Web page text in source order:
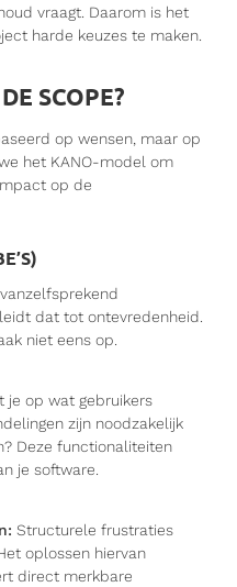
vraagt. Daarom is het
harde keuzes te maken.
SCOPE?
op wensen, maar op
het KANO-model om
op de
dat tot ontevredenheid.
niet eens op.
je op wat gebruikers
zijn noodzakelijk
Deze functionaliteiten
je software.
Structurele frustraties
oplossen hiervan
direct merkbare